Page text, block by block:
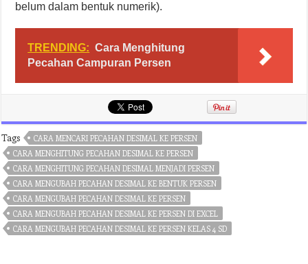
belum dalam bentuk numerik).
TRENDING: Cara Menghitung
Pecahan Campuran Persen
Tags
CARA MENCARI PECAHAN DESIMAL KE PERSEN
CARA MENGHITUNG PECAHAN DESIMAL KE PERSEN
CARA MENGHITUNG PECAHAN DESIMAL MENJADI PERSEN
CARA MENGUBAH PECAHAN DESIMAL KE BENTUK PERSEN
CARA MENGUBAH PECAHAN DESIMAL KE PERSEN
CARA MENGUBAH PECAHAN DESIMAL KE PERSEN DI EXCEL
CARA MENGUBAH PECAHAN DESIMAL KE PERSEN KELAS 4 SD